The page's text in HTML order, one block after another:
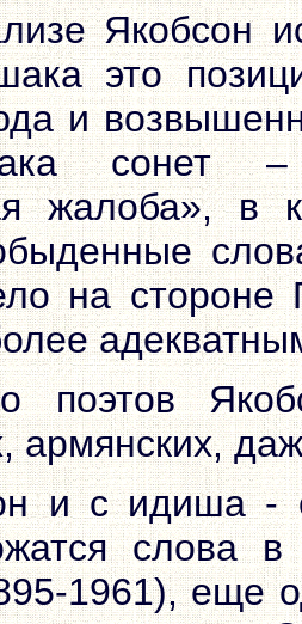
Якобсон
это
и
сонет –
жалоба», в
на
поэтов
армянских,
и с идиша -
слова
1961), еще